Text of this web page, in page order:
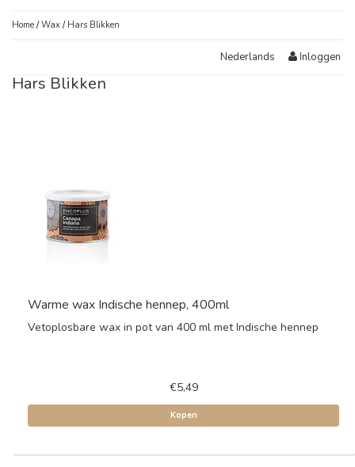
Home /Wax / Hars Blikken
Nederlands Inloggen
Hars Blikken
Warme wax Indische hennep, 400ml
Vetoplosbare wax in pot van 400 ml met Indische hennep
€5,49
Kopen